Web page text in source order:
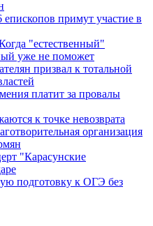
примут участие в
"естественный"
уже не поможет
призвал к тотальной
платит за провалы
к точке невозврата
организация
"Карасунские
подготовку к ОГЭ без